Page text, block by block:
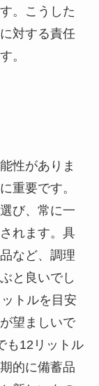
。こうした
対する責任
。
性がありま
重要です。
び、常に一
れます。具
など、調理
と良いでし
トルを目安
望ましいで
も12リットル
的に備蓄品